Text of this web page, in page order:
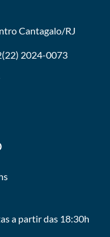
Cantagalo/RJ
(22) 2024-0073
a partir das 18:30h